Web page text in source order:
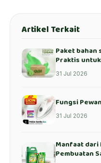
Artikel Terkait
Paket bahan
Praktis
31 Jul 2026
Fungsi
31 Jul 2026
Manfaat
Pembuatan